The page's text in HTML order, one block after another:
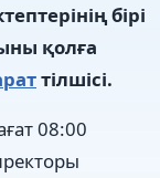
бірі
қолға
тілшісі.
08:00